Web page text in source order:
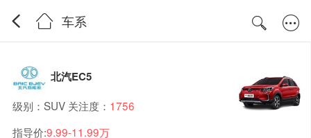
车系
北汽EC5
级别：SUV 关注度： 1756
指导价:9.99-11.99万